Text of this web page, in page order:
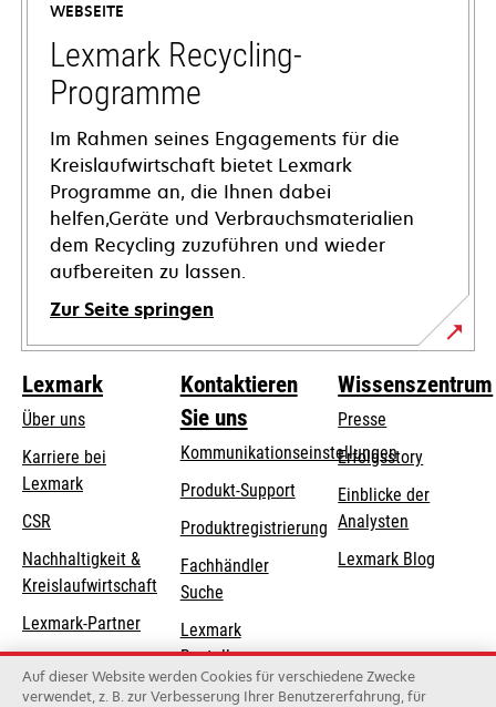
neuen
Registerkarte
geöffnet
WEBSEITE
Lexmark Recycling-
Programme
Im Rahmen seines Engagements für die
Kreislaufwirtschaft bietet Lexmark
Programme an, die Ihnen dabei
helfen,Geräte und Verbrauchsmaterialien
dem Recycling zuzuführen und wieder
aufbereiten zu lassen.
Zur Seite springen
Lexmark
Über uns
Karriere bei
Lexmark
CSR
Nachhaltigkeit &
Kreislaufwirtschaft
Lexmark-Partner
Kontaktieren
Sie uns
Kommunikationseinstellungen
wird
in
einer
neuen
Registerkarte
geöffnet
Produkt-Supportwird
einer
neuen
Produktregistrierung
Fachhändler
Suche
Lexmark
Bestellungen
Lexmark
Wissenszentrum
Presse
Erfolgsstory
Einblicke der
Analysten
Lexmark Blog
Auf dieser Website werden Cookies für verschiedene Zwecke
verwendet, z. B. zur Verbesserung Ihrer Benutzererfahrung, für